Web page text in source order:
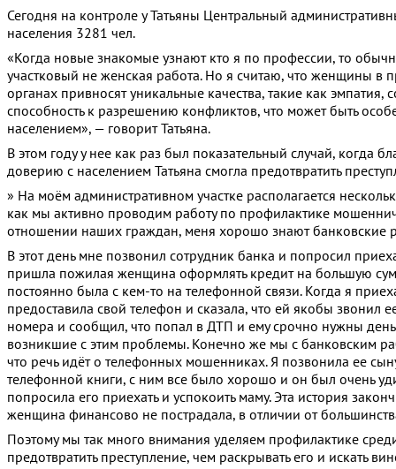
Сегодня на контроле у Татьяны Центральный
населения 3281 чел.
«Когда новые знакомые узнают кто я по профессии, то
участковый не женская работа. Но я считаю, что женщины в
органах привносят уникальные качества, такие как эмпатия,
способность к разрешению конфликтов, что может быть
населением», — говорит Татьяна.
В этом году у нее как раз был показательный случай, когда
доверию с населением Татьяна смогла предотвратить
» На моём административном участке располагается
как мы активно проводим работу по профилактике
отношении наших граждан, меня хорошо знают банковские
В этот день мне позвонил сотрудник банка и попросил
пришла пожилая женщина оформлять кредит на большую
постоянно была с кем-то на телефонной связи. Когда я
предоставила свой телефон и сказала, что ей якобы звонил
номера и сообщил, что попал в ДТП и ему срочно нужны
возникшие с этим проблемы. Конечно же мы с банковским
что речь идёт о телефонных мошенниках. Я позвонила ее
телефонной книги, с ним все было хорошо и он был очень
попросила его приехать и успокоить маму. Эта история
женщина финансово не пострадала, в отличии от
Поэтому мы так много внимания уделяем профилактике
предотвратить преступление, чем раскрывать его и искать